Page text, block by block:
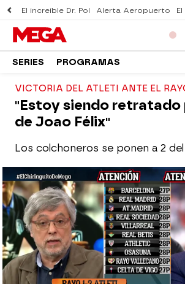
El increíble Dr. Pol Alerta Aeropuerto
SERIES PROGRAMAS
VICTORIA DEL ATLETI ANTE EL
"Estoy siendo retratado
de Joao Félix"
Los colchoneros se ponen a 2
El Chiringuito